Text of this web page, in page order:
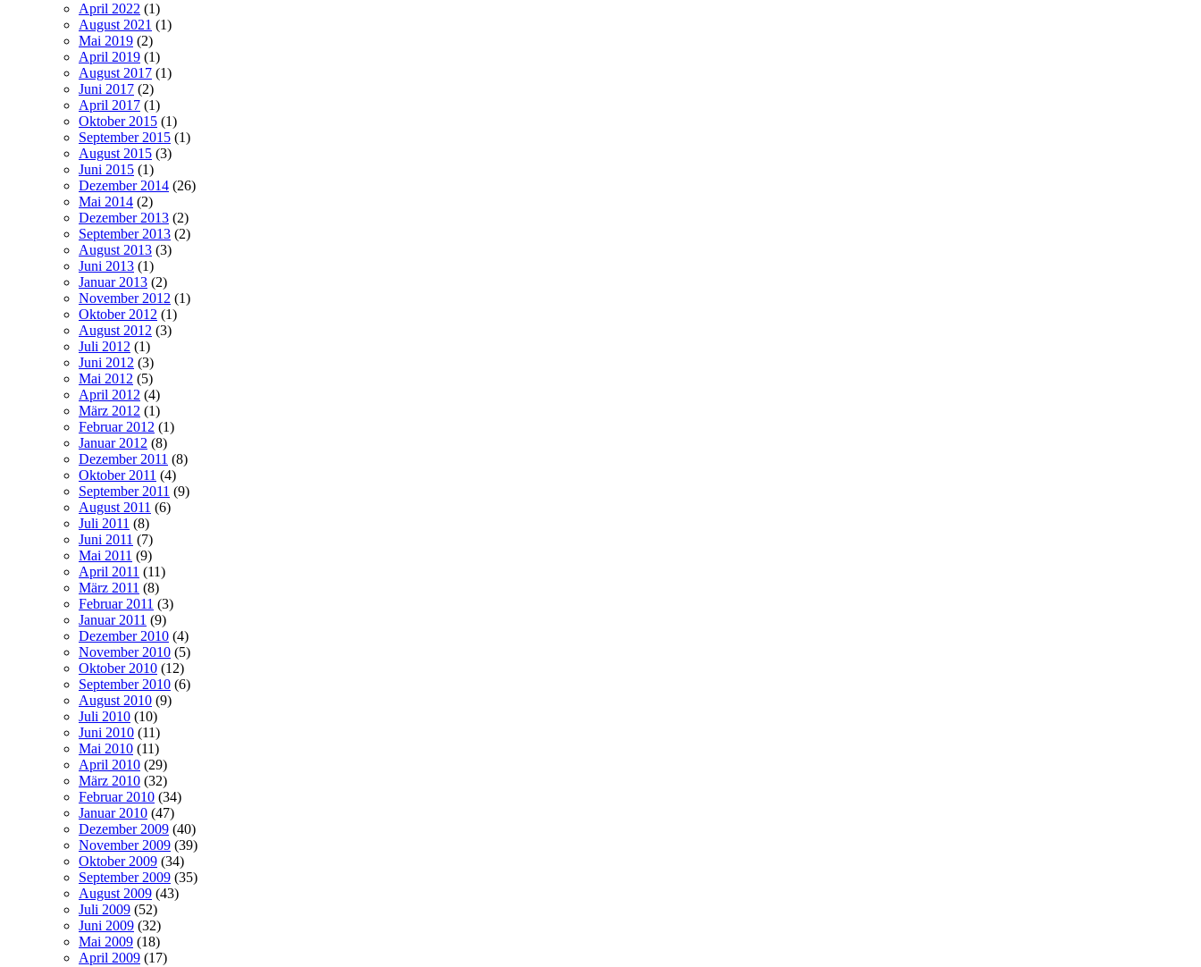
April 2022 (1)
August 2021 (1)
Mai 2019 (2)
April 2019 (1)
August 2017 (1)
Juni 2017 (2)
April 2017 (1)
Oktober 2015 (1)
September 2015 (1)
August 2015 (3)
Juni 2015 (1)
Dezember 2014 (26)
Mai 2014 (2)
Dezember 2013 (2)
September 2013 (2)
August 2013 (3)
Juni 2013 (1)
Januar 2013 (2)
November 2012 (1)
Oktober 2012 (1)
August 2012 (3)
Juli 2012 (1)
Juni 2012 (3)
Mai 2012 (5)
April 2012 (4)
März 2012 (1)
Februar 2012 (1)
Januar 2012 (8)
Dezember 2011 (8)
Oktober 2011 (4)
September 2011 (9)
August 2011 (6)
Juli 2011 (8)
Juni 2011 (7)
Mai 2011 (9)
April 2011 (11)
März 2011 (8)
Februar 2011 (3)
Januar 2011 (9)
Dezember 2010 (4)
November 2010 (5)
Oktober 2010 (12)
September 2010 (6)
August 2010 (9)
Juli 2010 (10)
Juni 2010 (11)
Mai 2010 (11)
April 2010 (29)
März 2010 (32)
Februar 2010 (34)
Januar 2010 (47)
Dezember 2009 (40)
November 2009 (39)
Oktober 2009 (34)
September 2009 (35)
August 2009 (43)
Juli 2009 (52)
Juni 2009 (32)
Mai 2009 (18)
April 2009 (17)